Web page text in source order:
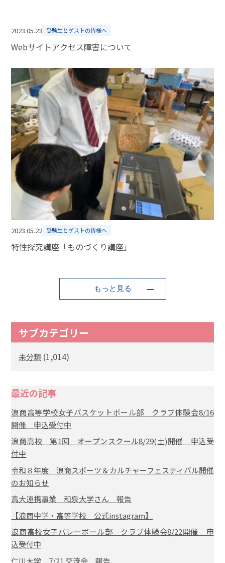
2023.05.23 受験生とゲストの皆様へ
Webサイトアクセス障害について
2023.05.22 受験生とゲストの皆様へ
特性探究講座「ものづくり講座」
もっと見る
サブカテゴリー
未分類 (1,014)
最近の記事
浪商高等学校女子バスケットボール部 クラブ体験会8/16
開催 申込受付中
浪商高校 第1回 オープンスクール8/29(土)開催 申込受
付中
令和８年度 浪商スポーツ＆カルチャーフェスティバル開催
のお知らせ
高大連携事業 和泉大学さん 報告
【浪商中学・高等学校 公式instagram】
浪商高校女子バレーボール部 クラブ体験会8/22開催 申
込受付中
仁川大学 7/21 交流会 報告